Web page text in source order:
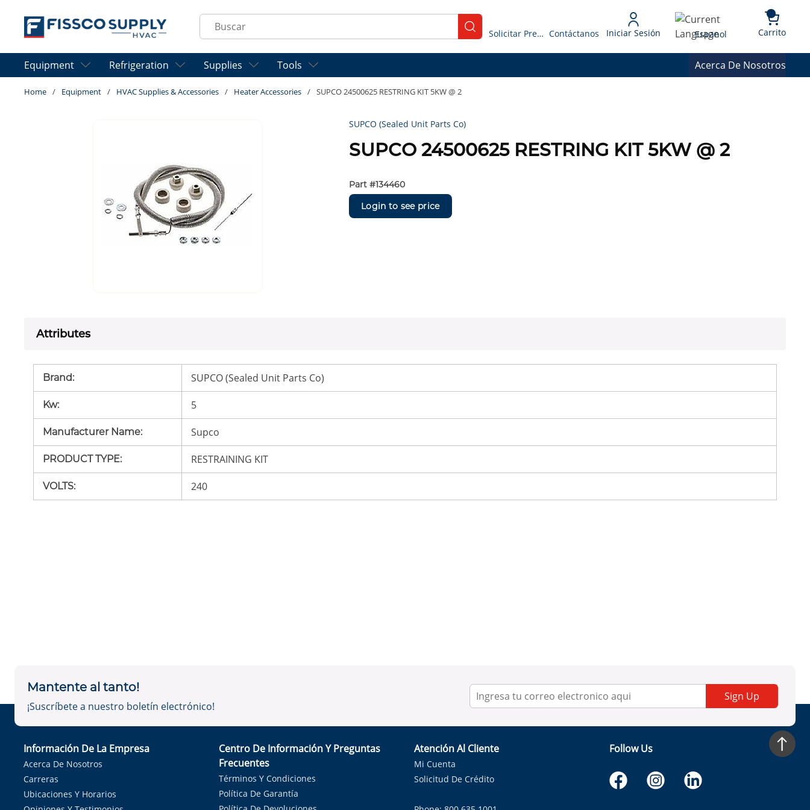
Skip to main content
Site Search
submit search
Solicitar Presupuesto Contáctanos Iniciar Sesión Language
Espanol Carrito{0}
Equipment Refrigeration Supplies Tools Acerca De Nosotros
Home / Equipment / HVAC Supplies & Accessories / Heater Accessories / SUPCO 24500625 RESTRING KIT 5KW @ 2
SUPCO (Sealed Unit Parts Co)
SUPCO 24500625 RESTRING KIT 5KW @ 2
Part #134460
Login to see price
Attributes
Brand: SUPCO (Sealed Unit Parts Co)
Kw: 5
Manufacturer Name: Supco
PRODUCT TYPE: RESTRAINING KIT
VOLTS: 240
Mantente al tanto!
¡Suscríbete a nuestro boletín electrónico!
Sign Up
Información De La Empresa
Acerca De Nosotros
Carreras
Ubicaciones Y Horarios
Centro De Información Y Preguntas
Frecuentes
Términos Y Condiciones
Política De Garantía
Atención Al Cliente
Mi Cuenta
Solicitud De Crédito
Follow Us